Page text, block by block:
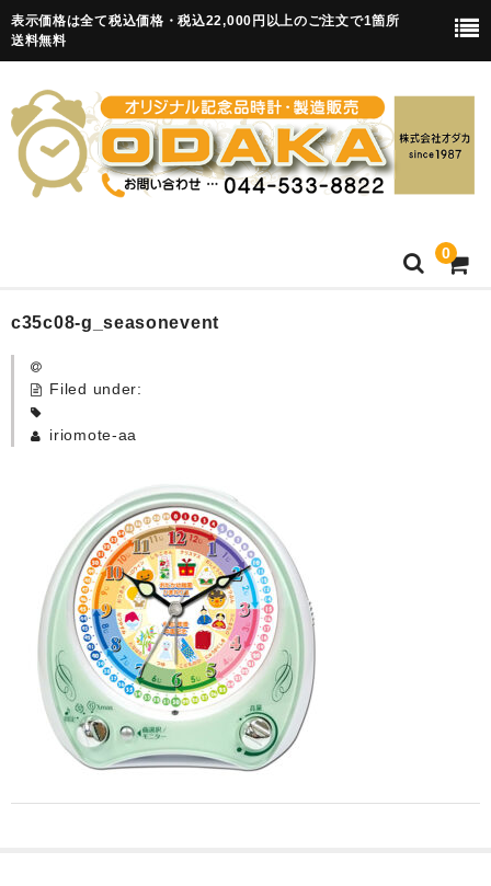
表示価格は全て税込価格・税込22,000円以上のご注文で1箇所
送料無料
0
HOME
卒園記念品
カード付フォトフレームクロック(集合)
目覚まし時計(集合＋個別)
メロディ時計(集合)
音声時計(集合)
目覚まし時計(個別)
お絵かきギャラリープラス(絵＋個別)
c35c08-g_seasonevent
Filed under:
iriomote-aa